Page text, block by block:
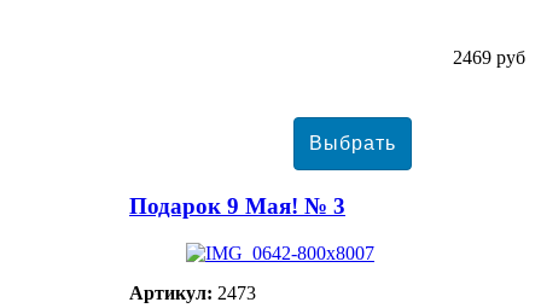
2469 руб
Подарок 9 Мая! № 3
Артикул: 2473